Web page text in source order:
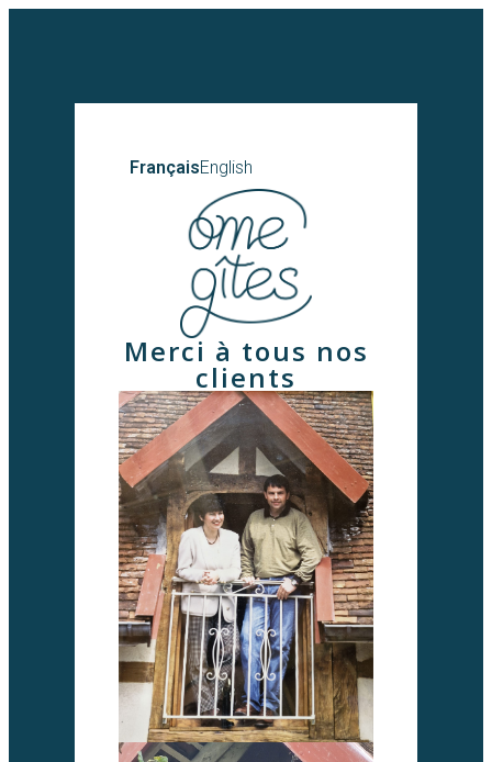
FrançaisEnglish
Merci à tous nos
clients